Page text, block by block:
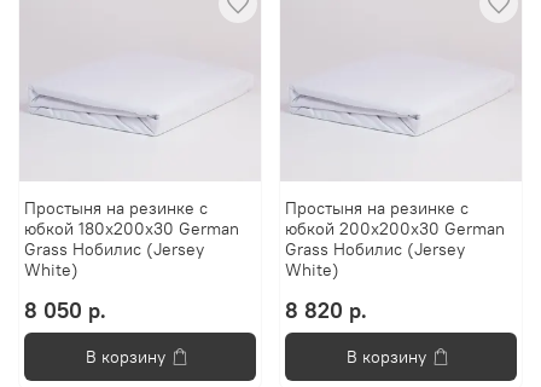
Простыня на резинке с
юбкой 180х200х30 German
Grass Нобилис (Jersey
White)
8 050 р.
В корзину
Простыня на резинке с
юбкой 200х200х30 German
Grass Нобилис (Jersey
White)
8 820 р.
В корзину